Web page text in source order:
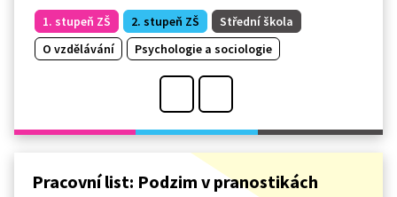
1. stupeň ZŠ 2. stupeň ZŠ
Střední škola
O vzdělávání
Psychologie a sociologie
Pracovní list: Podzim v pranostikách